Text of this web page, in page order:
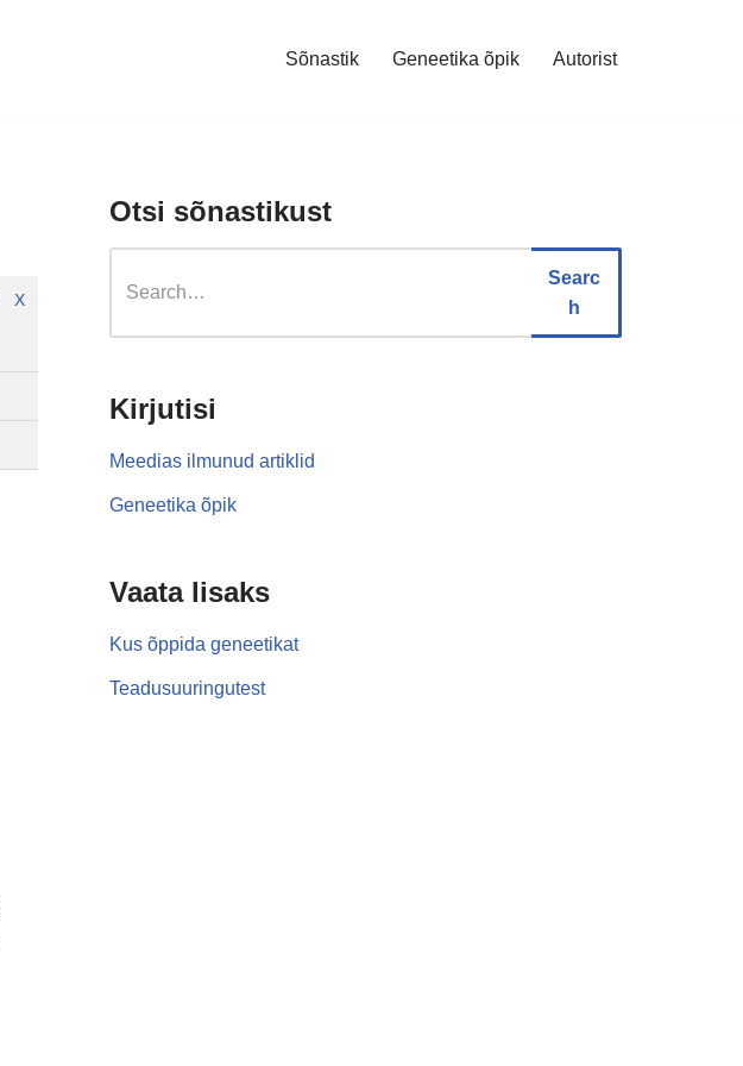
Sõnastik Geneetika õpik Autorist
X
Otsi sõnastikust
Searc
h
Kirjutisi
Meedias ilmunud artiklid
Geneetika õpik
Vaata lisaks
Kus õppida geneetikat
Teadusuuringutest